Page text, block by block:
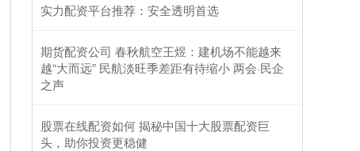
实力配资平台推荐：安全透明首选
期货配资公司 春秋航空王煜：建机场不能越来
越“大而远” 民航淡旺季差距有待缩小 两会·民企
之声
股票在线配资如何 揭秘中国十大股票配资巨
头，助你投资更稳健